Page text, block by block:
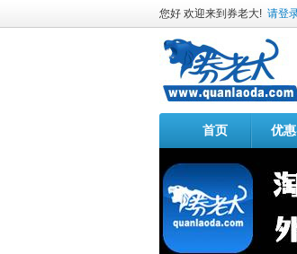
您好 欢迎来到券老大! 请登
首页 优